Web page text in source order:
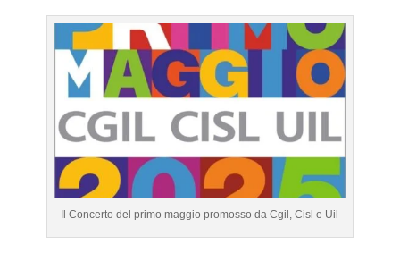
Il Concerto del primo maggio promosso da Cgil, Cisl e Uil